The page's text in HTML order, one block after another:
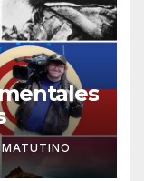
MATUTINO